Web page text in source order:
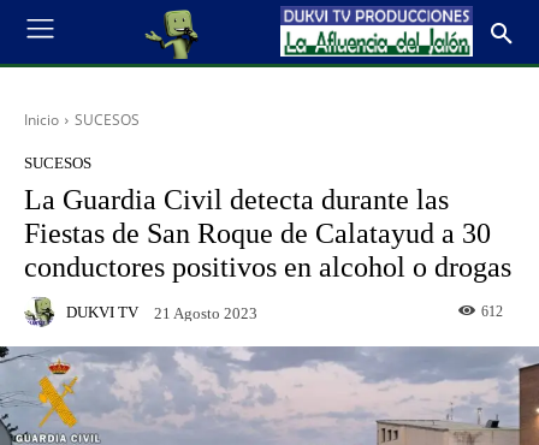
Inicio SUCESOS
SUCESOS
La Guardia Civil detecta durante las
Fiestas de San Roque de Calatayud a 30
conductores positivos en alcohol o drogas
DUKVI TV 21 Agosto 2023 612